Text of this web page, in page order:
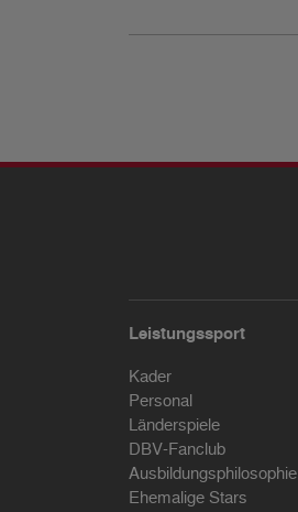
Leistungssport
Kader
Personal
Länderspiele
DBV-Fanclub
Ausbildungsphilosophie
Ehemalige Stars